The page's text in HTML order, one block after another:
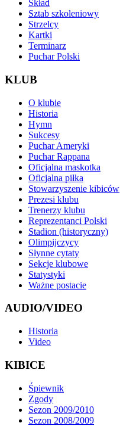
Skład
Sztab szkoleniowy
Strzelcy
Kartki
Terminarz
Puchar Polski
KLUB
O klubie
Historia
Hymn
Sukcesy
Puchar Ameryki
Puchar Rappana
Oficjalna maskotka
Oficjalna piłka
Stowarzyszenie kibiców
Prezesi klubu
Trenerzy klubu
Reprezentanci Polski
Stadion (historyczny)
Olimpijczycy
Słynne cytaty
Sekcje klubowe
Statystyki
Ważne postacie
AUDIO/VIDEO
Historia
Video
KIBICE
Śpiewnik
Zgody
Sezon 2009/2010
Sezon 2008/2009